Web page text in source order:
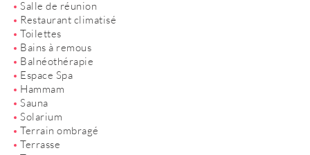
Salle de réunion
Restaurant climatisé
Toilettes
Bains à remous
Balnéothérapie
Espace Spa
Hammam
Sauna
Solarium
Terrain ombragé
Terrasse